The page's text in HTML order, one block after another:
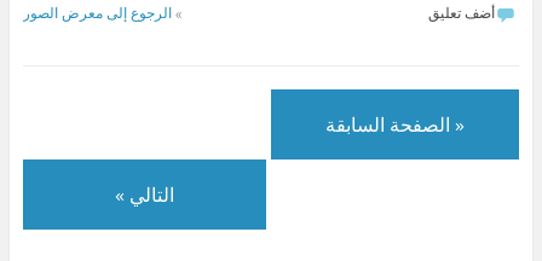
الرجوع إلى معرض الصور أضف تعليق
« الصفحة السابقة
التالي »